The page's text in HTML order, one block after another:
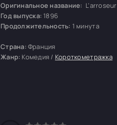
Оригинальное название: L'arroseur
Год выпуска: 1896
Продолжительность: 1 минута
Страна: Франция
Жанр: Комедия / Короткометражка